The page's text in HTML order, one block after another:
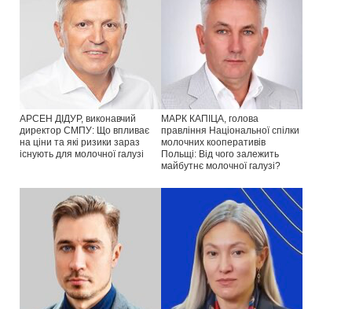
АРСЕН ДІДУР, виконавчий
директор СМПУ: Що впливає
на ціни та які ризики зараз
існують для молочної галузі
МАРК КАПІЦА, голова
правління Національної спілки
молочних кооперативів
Польщі: Від чого залежить
майбутнє молочної галузі?